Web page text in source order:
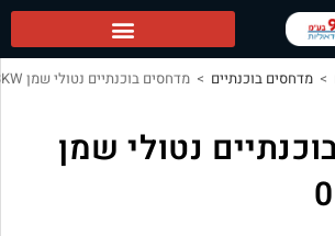
> מדחסים בוכנתיים נטולי שמן 0.75-3KW
נטולי שמן